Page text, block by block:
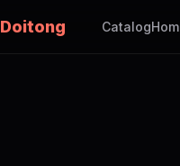
Doitong Catalog